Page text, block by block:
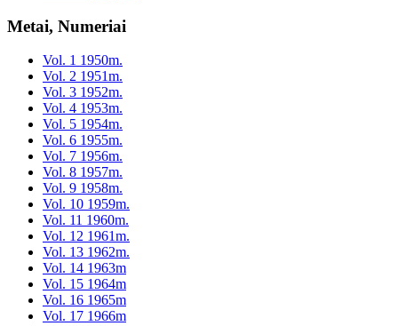
Metai, Numeriai
Vol. 1 1950m.
Vol. 2 1951m.
Vol. 3 1952m.
Vol. 4 1953m.
Vol. 5 1954m.
Vol. 6 1955m.
Vol. 7 1956m.
Vol. 8 1957m.
Vol. 9 1958m.
Vol. 10 1959m.
Vol. 11 1960m.
Vol. 12 1961m.
Vol. 13 1962m.
Vol. 14 1963m
Vol. 15 1964m
Vol. 16 1965m
Vol. 17 1966m